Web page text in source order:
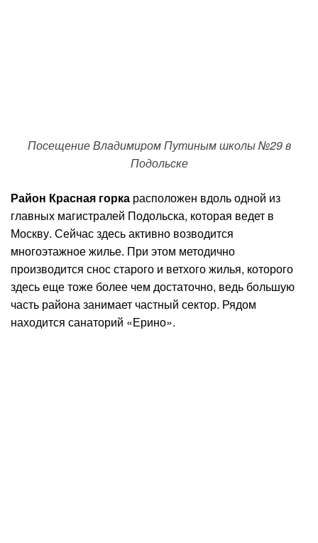
Посещение Владимиром Путиным школы №29 в
Подольске
Район Красная горка расположен вдоль одной из
главных магистралей Подольска, которая ведет в
Москву. Сейчас здесь активно возводится
многоэтажное жилье. При этом методично
производится снос старого и ветхого жилья, которого
здесь еще тоже более чем достаточно, ведь большую
часть района занимает частный сектор. Рядом
находится санаторий «Ерино».